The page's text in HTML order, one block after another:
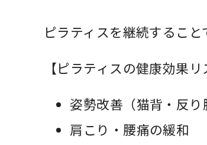
ピラティスを継続するこ
【ピラティスの健康効果リ
姿勢改善（猫背・反り
肩こり・腰痛の緩和